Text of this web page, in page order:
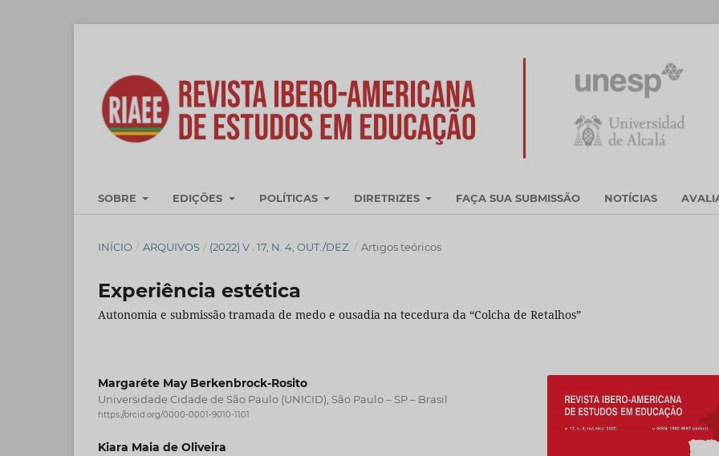
SOBRE EDIÇÕES POLÍTICAS DIRETRIZES FAÇA SUA SUBMISSÃO NOTÍCIAS
INÍCIO / ARQUIVOS / (2022) V . 17, N. 4, OUT./DEZ. / Artigos teóricos
Experiência estética
Autonomia e submissão tramada de medo e ousadia na tecedura da “Colcha de Retalhos”
Margaréte May Berkenbrock-Rosito
Universidade Cidade de São Paulo (UNICID), São Paulo – SP – Brasil
https://orcid.org/0000-0001-9010-1101
Kiara Maia de Oliveira